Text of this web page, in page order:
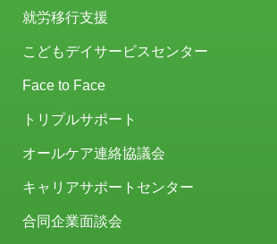
就労移行支援
こどもデイサービスセンター
Face to Face
トリプルサポート
オールケア連絡協議会
キャリアサポートセンター
合同企業面談会